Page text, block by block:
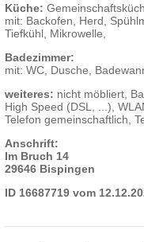
Küche:
mit: Backofen, Herd,
Tiefkühl, Mikrowelle,
Badezimmer:
mit: WC, Dusche,
weiteres: nicht möbliert,
High Speed (DSL, ...),
Telefon gemeinschaftlich,
Anschrift:
Im Bruch 14
29646 Bispingen
ID 16687719 vom